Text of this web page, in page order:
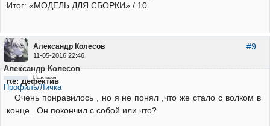
Итог: «МОДЕЛЬ ДЛЯ СБОРКИ» / 10
#9
Александр Колесов
11-05-2016 22:46
Александр Колесов
Неактивен
Профиль/Личка
Re: Дефектив
Очень понравилось , но я не понял ,что же стало с волком в
конце . Он покончил с собой или что?